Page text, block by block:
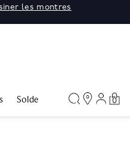
les montres
Solde 0